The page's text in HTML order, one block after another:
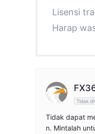
5
6
8
9
Lisensi
Harap
Tidak
Tidak dapat
n. Mintalah